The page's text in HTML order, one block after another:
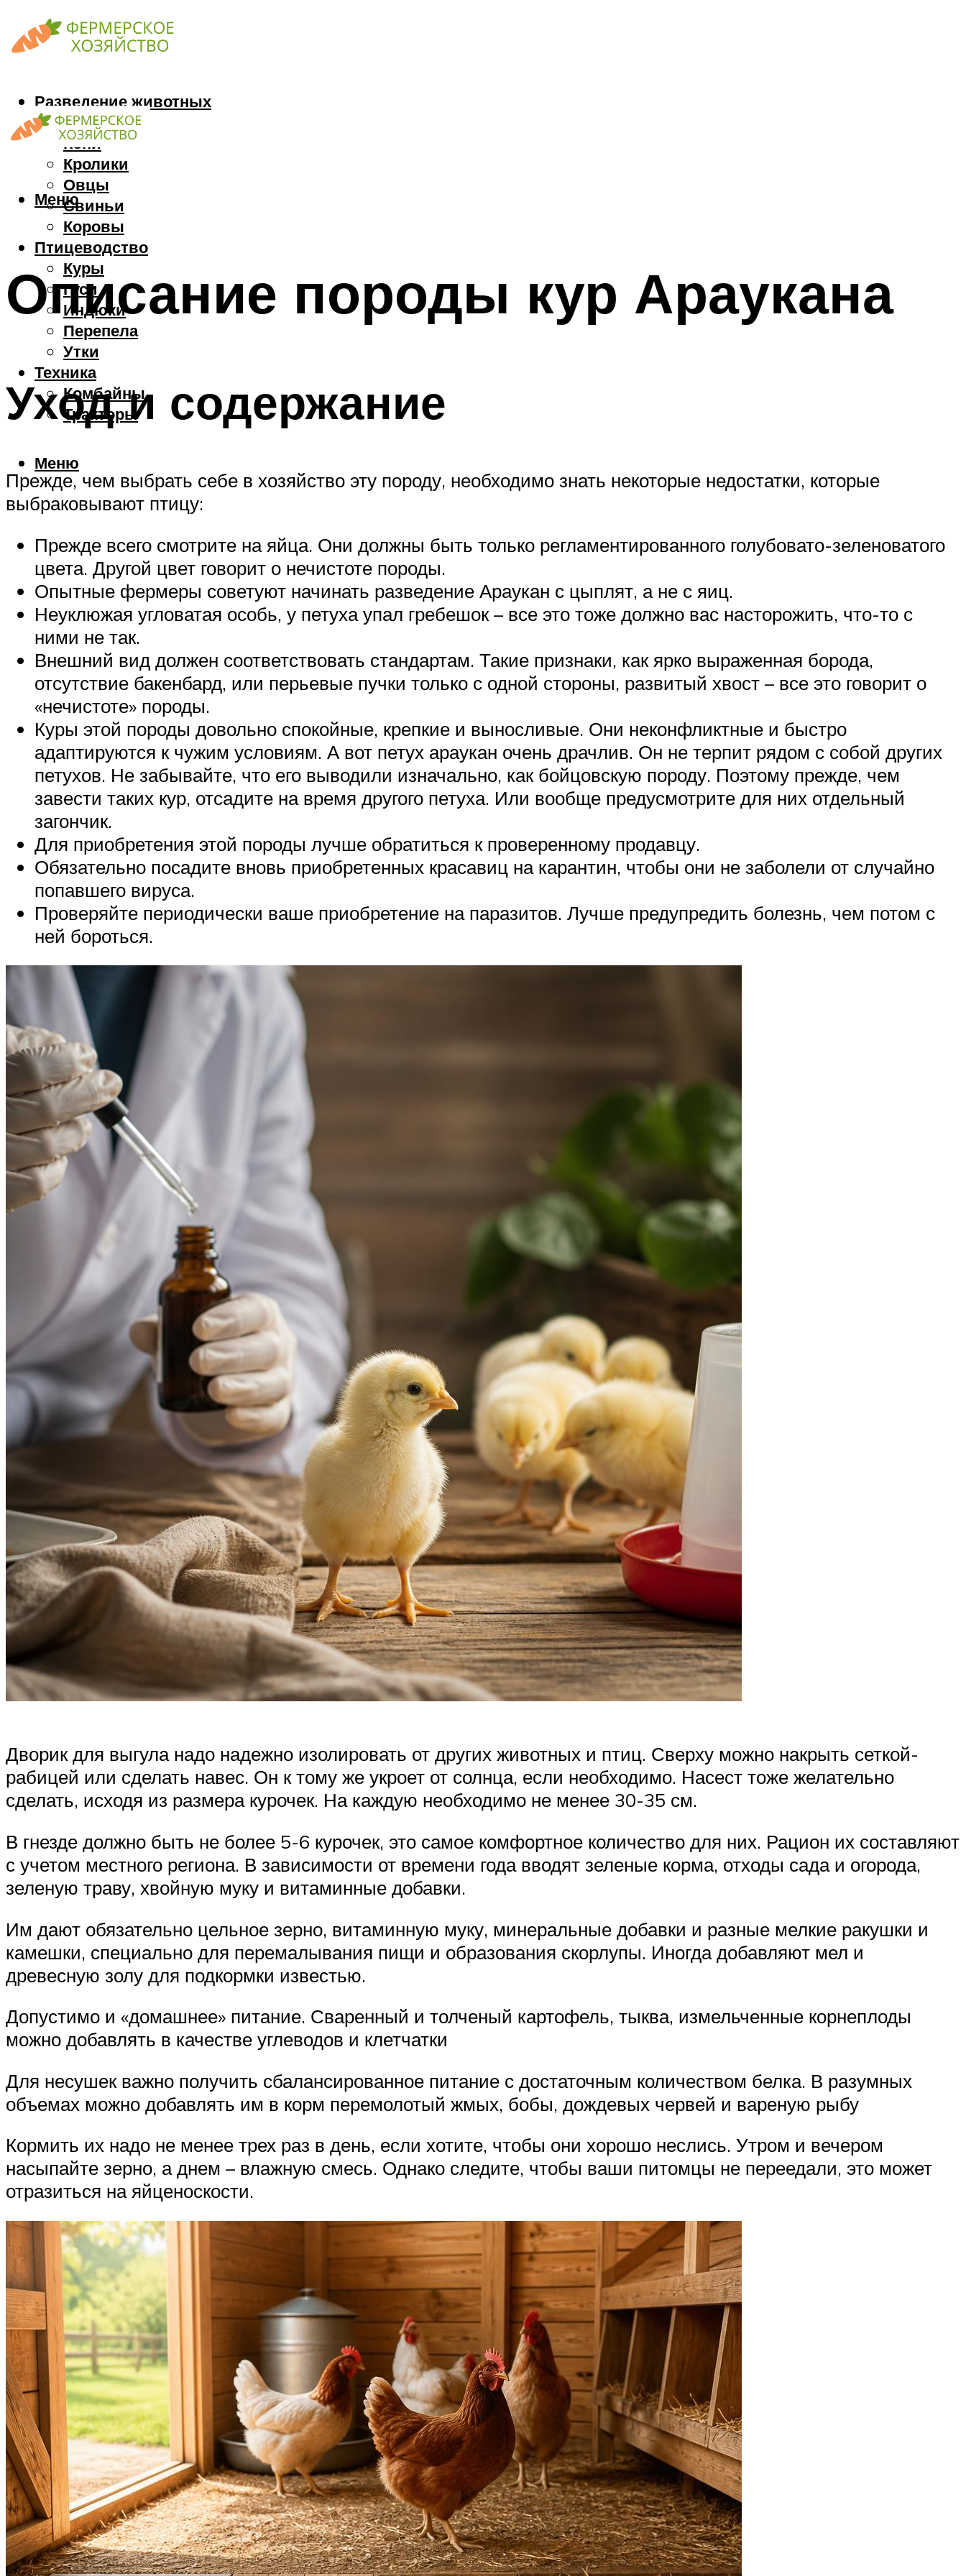
Разведение животных
Козы
Кони
Кролики
Овцы
Свиньи
Коровы
Птицеводство
Куры
Гуси
Индюки
Перепела
Утки
Техника
Комбайны
Тракторы
Меню
Меню
Описание породы кур Араукана
Уход и содержание
Прежде, чем выбрать себе в хозяйство эту породу, необходимо знать некоторые недостатки, которые
выбраковывают птицу:
Прежде всего смотрите на яйца. Они должны быть только регламентированного голубовато-зеленоватого
цвета. Другой цвет говорит о нечистоте породы.
Опытные фермеры советуют начинать разведение Араукан с цыплят, а не с яиц.
Неуклюжая угловатая особь, у петуха упал гребешок – все это тоже должно вас насторожить, что-то с
ними не так.
Внешний вид должен соответствовать стандартам. Такие признаки, как ярко выраженная борода,
отсутствие бакенбард, или перьевые пучки только с одной стороны, развитый хвост – все это говорит о
«нечистоте» породы.
Куры этой породы довольно спокойные, крепкие и выносливые. Они неконфликтные и быстро
адаптируются к чужим условиям. А вот петух араукан очень драчлив. Он не терпит рядом с собой других
петухов. Не забывайте, что его выводили изначально, как бойцовскую породу. Поэтому прежде, чем
завести таких кур, отсадите на время другого петуха. Или вообще предусмотрите для них отдельный
загончик.
Для приобретения этой породы лучше обратиться к проверенному продавцу.
Обязательно посадите вновь приобретенных красавиц на карантин, чтобы они не заболели от случайно
попавшего вируса.
Проверяйте периодически ваше приобретение на паразитов. Лучше предупредить болезнь, чем потом с
ней бороться.
Дворик для выгула надо надежно изолировать от других животных и птиц. Сверху можно накрыть сеткой-
рабицей или сделать навес. Он к тому же укроет от солнца, если необходимо. Насест тоже желательно
сделать, исходя из размера курочек. На каждую необходимо не менее 30-35 см.
В гнезде должно быть не более 5-6 курочек, это самое комфортное количество для них. Рацион их составляют
с учетом местного региона. В зависимости от времени года вводят зеленые корма, отходы сада и огорода,
зеленую траву, хвойную муку и витаминные добавки.
Им дают обязательно цельное зерно, витаминную муку, минеральные добавки и разные мелкие ракушки и
камешки, специально для перемалывания пищи и образования скорлупы. Иногда добавляют мел и
древесную золу для подкормки известью.
Допустимо и «домашнее» питание. Сваренный и толченый картофель, тыква, измельченные корнеплоды
можно добавлять в качестве углеводов и клетчатки
Для несушек важно получить сбалансированное питание с достаточным количеством белка. В разумных
объемах можно добавлять им в корм перемолотый жмых, бобы, дождевых червей и вареную рыбу
Кормить их надо не менее трех раз в день, если хотите, чтобы они хорошо неслись. Утром и вечером
насыпайте зерно, а днем – влажную смесь. Однако следите, чтобы ваши питомцы не переедали, это может
отразиться на яйценоскости.